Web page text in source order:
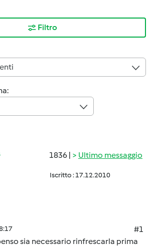
Filtro
1836 | Ultimo messaggio
Iscritto : 17.12.2010
#1
sia necessario rinfrescarla prima